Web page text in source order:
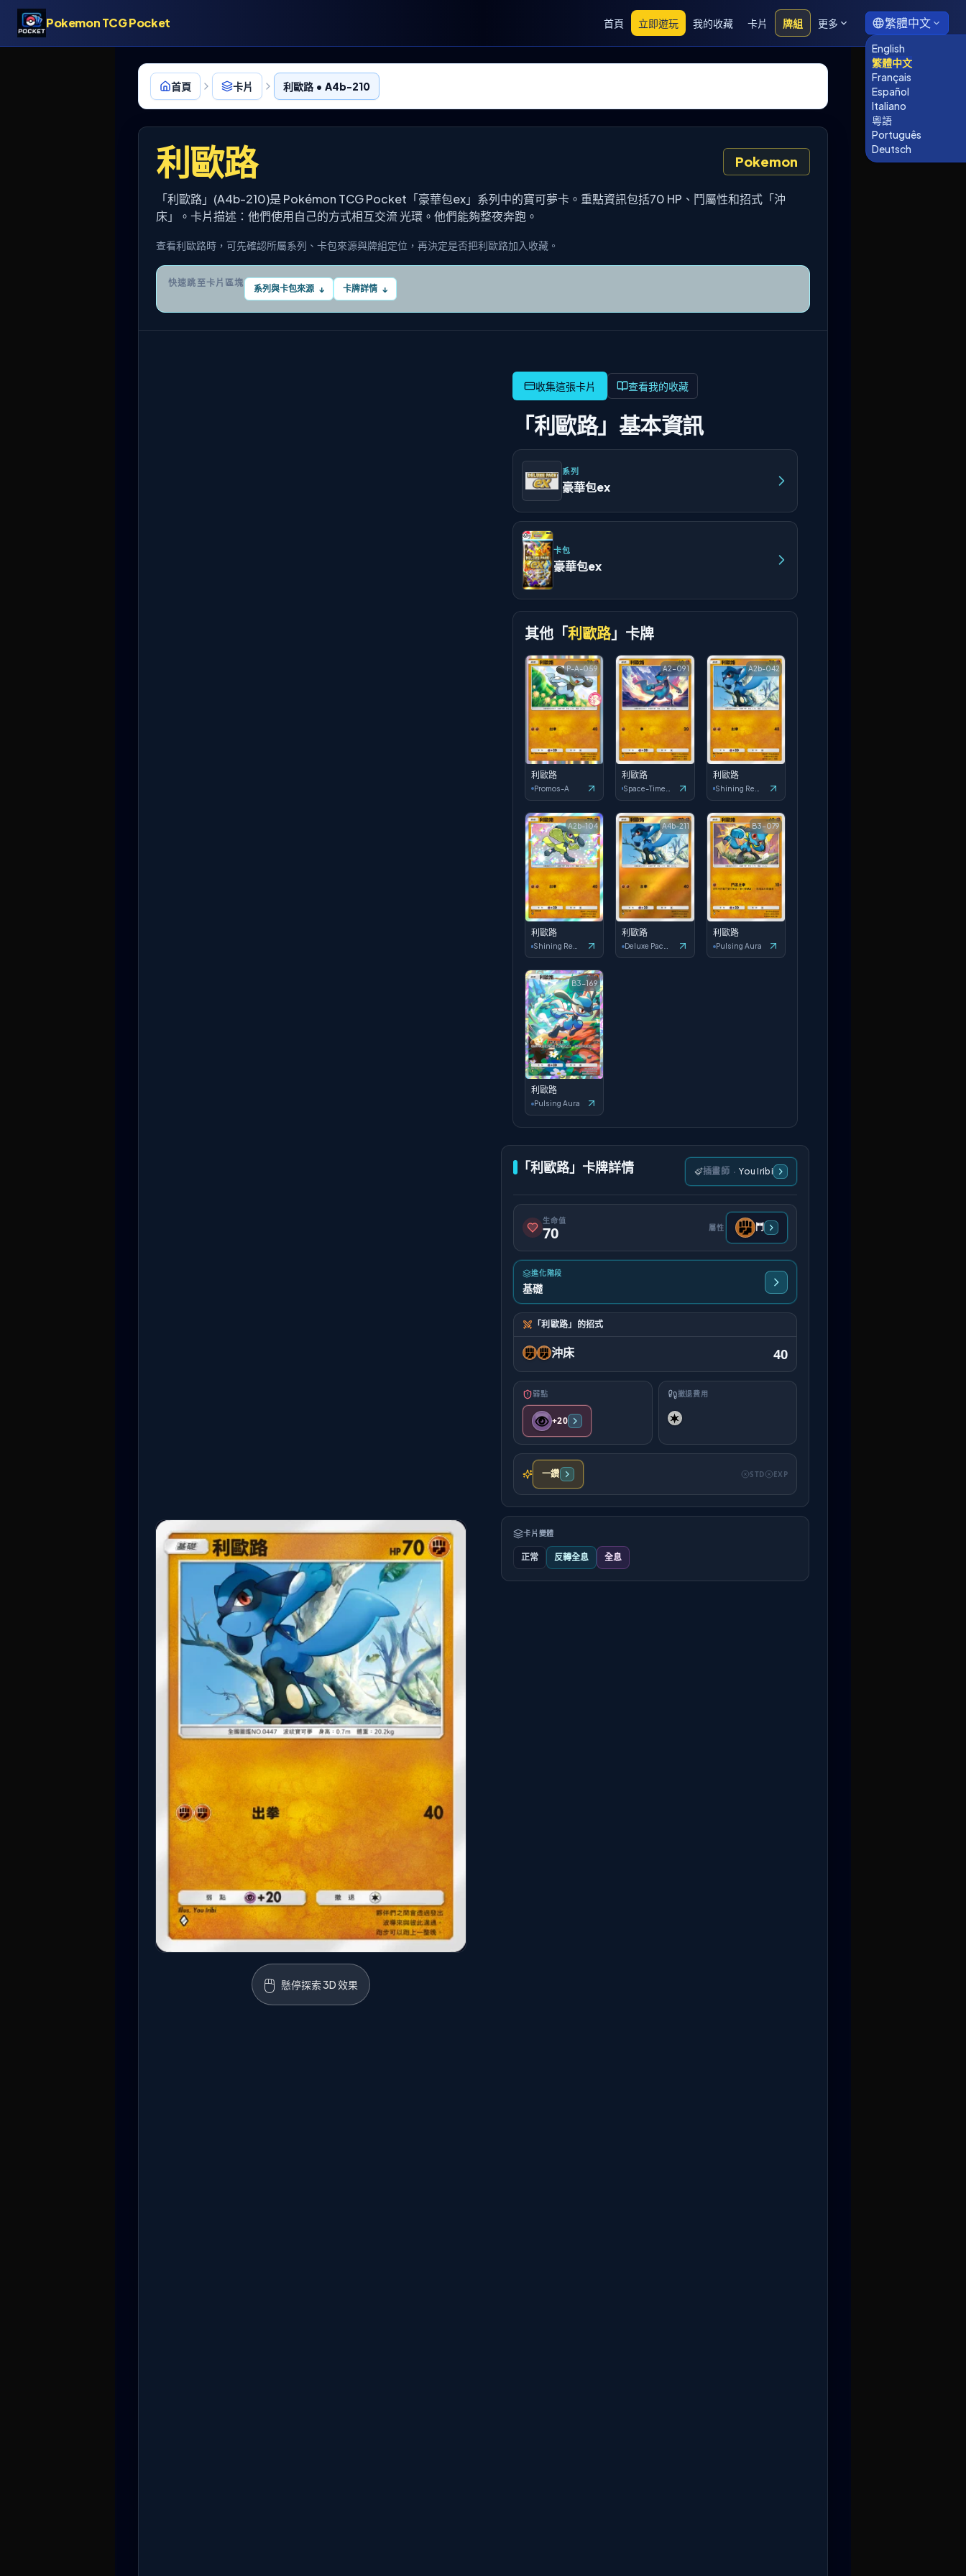
Pokemon TCG Pocket 首頁 立即遊玩 我的收藏 卡片 牌組 更多 繁體中文
English
繁體中文
Français
Español
Italiano
粵語
Português
Deutsch
首頁 卡片 利歐路 • A4b-210
利歐路 Pokemon
「利歐路」(A4b-210)是 Pokémon TCG Pocket「豪華包ex」系列中的寶可夢卡。重點資訊包括70 HP、鬥屬性和招式「沖
床」。卡片描述：他們使用自己的方式相互交流 光環。他們能夠整夜奔跑。
查看利歐路時，可先確認所屬系列、卡包來源與牌組定位，再決定是否把利歐路加入收藏。
快速跳至卡片區塊
系列與卡包來源 ↓ 卡牌詳情 ↓
🖱️ 懸停探索 3D 效果
查看我的收藏
「利歐路」基本資訊
系列
豪華包ex
卡包
豪華包ex
其他「利歐路」卡牌
P-A-059
利歐路
Promos-A
A2-091
利歐路
A2b-042
利歐路
A2b-104
利歐路
A4b-211
利歐路
B3-079
利歐路
Pulsing Aura
B3-169
利歐路
Pulsing Aura
「利歐路」卡牌詳情 插畫師 · You Iribi
生命值
70 屬性 鬥
進化階段
基礎
「利歐路」的招式
沖床 40
弱點
+20
撤退費用
一鑽 STD EXP
卡片變體
正常 反轉全息 全息